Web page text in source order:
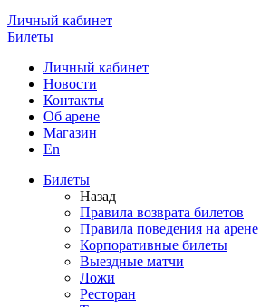
Личный кабинет
Билеты
Личный кабинет
Новости
Контакты
Об арене
Магазин
En
Билеты
Назад
Правила возврата билетов
Правила поведения на арене
Корпоративные билеты
Выездные матчи
Ложи
Ресторан